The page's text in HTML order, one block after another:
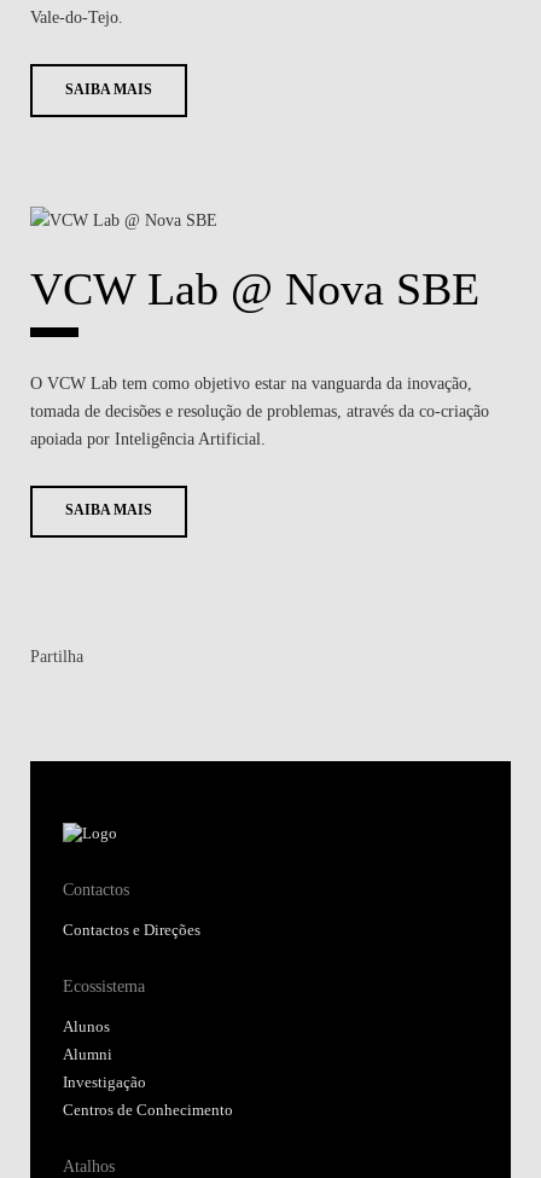
Vale-do-Tejo.
SAIBA MAIS
VCW Lab @ Nova SBE
O VCW Lab tem como objetivo estar na vanguarda da inovação,
tomada de decisões e resolução de problemas, através da co-criação
apoiada por Inteligência Artificial.
SAIBA MAIS
Partilha
Contactos
Contactos e Direções
Ecossistema
Alunos
Alumni
Investigação
Centros de Conhecimento
Atalhos